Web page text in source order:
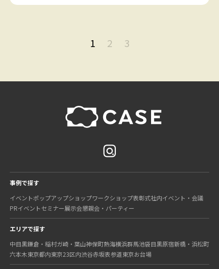
1 2 3
事例で探す
イベントポップアップショップワークショップ表彰式社内イベント・会議
PRイベントセミナー展示会懇親会・パーティー
エリアで探す
中目黒鎌倉・稲村ガ崎・葉山神保町熱海横浜群馬池袋目黒原宿新橋・浜松町
六本木東京都内東京23区内渋谷赤坂表参道東京お台場